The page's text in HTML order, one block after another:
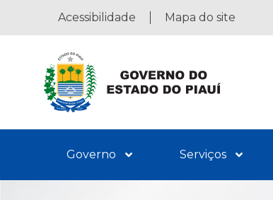
Acessibilidade Mapa do site
Governo Serviços